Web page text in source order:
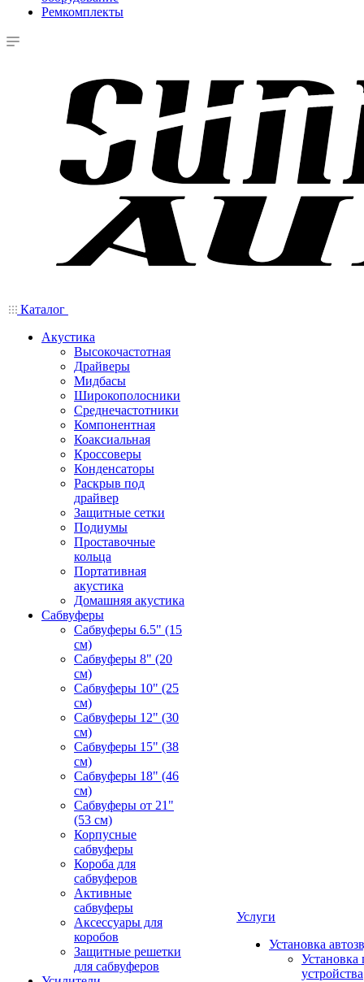
Ремкомплекты
Каталог
Акустика
Высокочастотная
Драйверы
Мидбасы
Широкополосники
Среднечастотники
Компонентная
Коаксиальная
Кроссоверы
Конденсаторы
Раскрыв под
драйвер
Защитные сетки
Подиумы
Проставочные
кольца
Портативная
акустика
Домашняя акустика
Сабвуферы
Сабвуферы 6.5" (15
см)
Сабвуферы 8" (20
см)
Сабвуферы 10" (25
см)
Сабвуферы 12" (30
см)
Сабвуферы 15" (38
см)
Сабвуферы 18" (46
см)
Сабвуферы от 21"
(53 см)
Корпусные
сабвуферы
Короба для
сабвуферов
Активные
сабвуферы
Аксессуары для
коробов
Защитные решетки
для сабвуферов
Услуги
Установка
Установка
устройства